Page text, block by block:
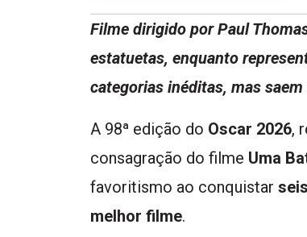
Filme dirigido por Paul
estatuetas, enquanto
categorias inéditas, mas
A 98ª edição do Oscar 2026,
consagração do filme Uma
favoritismo ao conquistar
melhor filme.